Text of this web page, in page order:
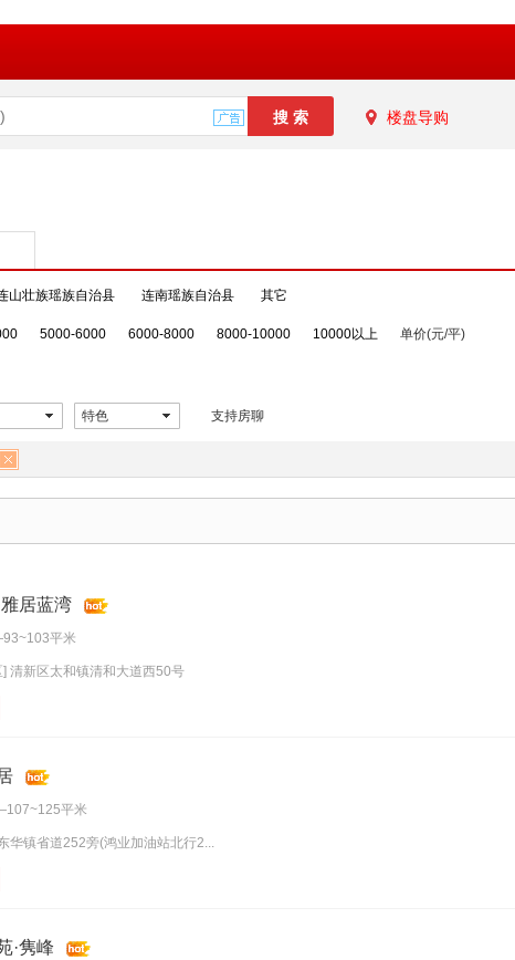
楼盘导购
山壮族瑶族自治县 连南瑶族自治县 其它
5000-6000 6000-8000 8000-10000 10000以上 单价(元/平)
特色 支持房聊
居蓝湾
平米
] 清新区太和镇清和大道西50号
平米
华镇省道252旁(鸿业加油站北行2...
·隽峰